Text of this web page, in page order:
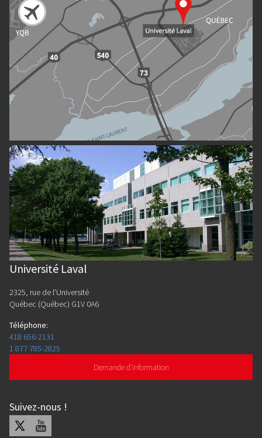
Université Laval
2325, rue de l'Université
Québec (Québec) G1V 0A6
Téléphone:
418 656-2131
1 877 785-2825
Demande d'information
Suivez-nous !
Youtube